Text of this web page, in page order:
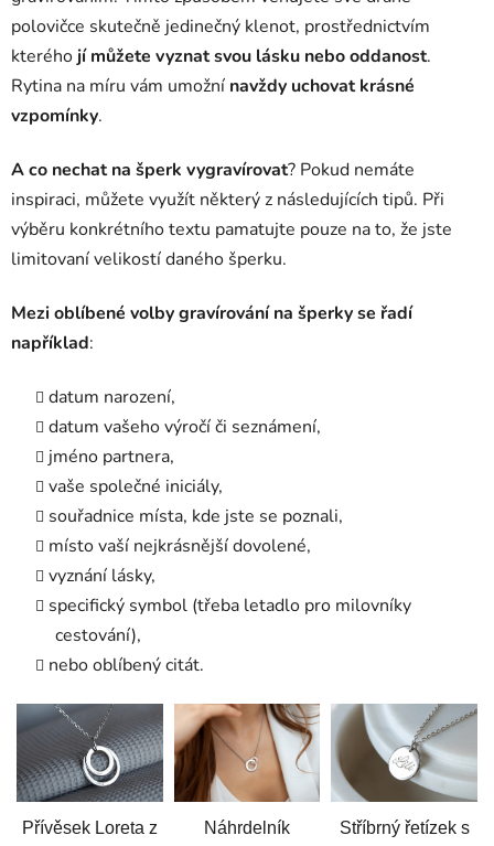
polovičce skutečně jedinečný klenot, prostřednictvím
kterého jí můžete vyznat svou lásku nebo oddanost.
Rytina na míru vám umožní navždy uchovat krásné
vzpomínky.
A co nechat na šperk vygravírovat? Pokud nemáte
inspiraci, můžete využít některý z následujících tipů. Při
výběru konkrétního textu pamatujte pouze na to, že jste
limitovaní velikostí daného šperku.
Mezi oblíbené volby gravírování na šperky se řadí
například:
datum narození,
datum vašeho výročí či seznámení,
jméno partnera,
vaše společné iniciály,
souřadnice místa, kde jste se poznali,
místo vaší nejkrásnější dovolené,
vyznání lásky,
specifický symbol (třeba letadlo pro milovníky
cestování),
nebo oblíbený citát.
Přívěsek Loreta z
Náhrdelník
Stříbrný řetízek s